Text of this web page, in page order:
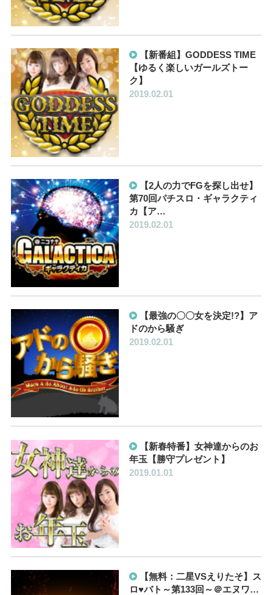
【新番組】GODDESS TIME
【ゆるく楽しいガールズトー
ク】
2019.02.01
【2人の力でFGを探し出せ】
第70回パチスロ・ギャラクティ
カ【ア…
2019.02.01
【最強の〇〇女を決定!?】ア
ドのから騒ぎ
2019.02.01
【新春特番】女神達からのお
年玉【勝守プレゼント】
2019.01.01
【無料：二星VSえりたそ】ス
ロ♥バト～第133回～＠エヌワ…